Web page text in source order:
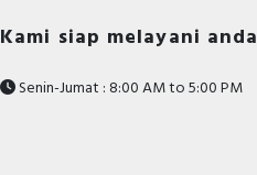
Kami siap melayani anda
Senin-Jumat : 8:00 AM to 5:00 PM